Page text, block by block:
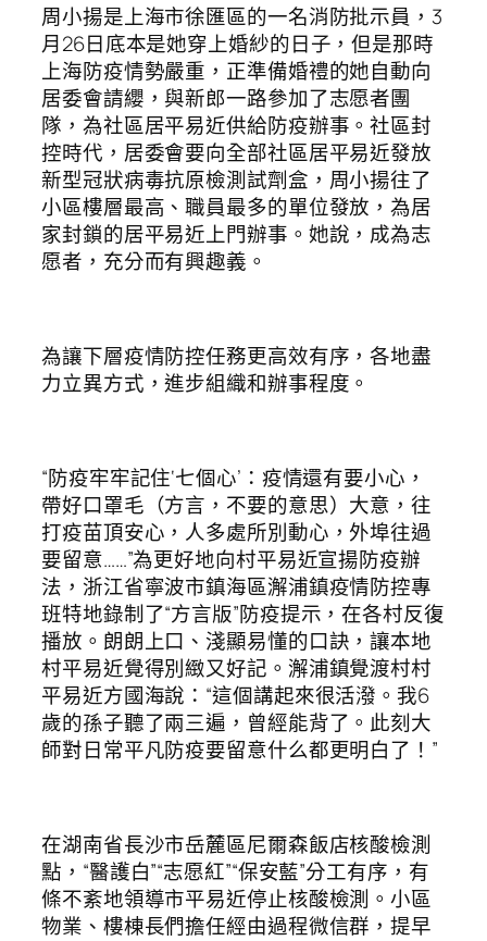
周小揚是上海市徐匯區的一名消防批示員，3
月26日底本是她穿上婚紗的日子，但是那時
上海防疫情勢嚴重，正準備婚禮的她自動向
居委會請纓，與新郎一路參加了志愿者團
隊，為社區居平易近供給防疫辦事。社區封
控時代，居委會要向全部社區居平易近發放
新型冠狀病毒抗原檢測試劑盒，周小揚往了
小區樓層最高、職員最多的單位發放，為居
家封鎖的居平易近上門辦事。她說，成為志
愿者，充分而有興趣義。
為讓下層疫情防控任務更高效有序，各地盡
力立異方式，進步組織和辦事程度。
“防疫牢牢記住‘七個心’：疫情還有要小心，
帶好口罩毛（方言，不要的意思）大意，往
打疫苗頂安心，人多處所別動心，外埠往過
要留意……”為更好地向村平易近宣揚防疫辦
法，浙江省寧波市鎮海區澥浦鎮疫情防控專
班特地錄制了“方言版”防疫提示，在各村反復
播放。朗朗上口、淺顯易懂的口訣，讓本地
村平易近覺得別緻又好記。澥浦鎮覺渡村村
平易近方國海說：“這個講起來很活潑。我6
歲的孫子聽了兩三遍，曾經能背了。此刻大
師對日常平凡防疫要留意什么都更明白了！”
在湖南省長沙市岳麓區尼爾森飯店核酸檢測
點，“醫護白”“志愿紅”“保安藍”分工有序，有
條不紊地領導市平易近停止核酸檢測。小區
物業、樓棟長們擔任經由過程微信群，提早